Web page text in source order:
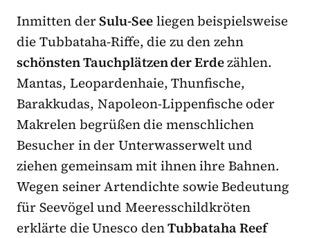
Inmitten derSulu-Seeliegen beispielsweise
die Tubbataha-Riffe, die zu den zehn
schönsten Tauchplätzen der Erdezählen.
Mantas, Leopardenhaie, Thunfische,
Barakkudas, Napoleon-Lippenfische oder
Makrelen begrüßen die menschlichen
Besucher in der Unterwasserwelt und
ziehen gemeinsam mit ihnen ihre Bahnen.
Wegen seiner Artendichte sowie Bedeutung
für Seevögel und Meeresschildkröten
erklärte die Unesco denTubbataha Reef